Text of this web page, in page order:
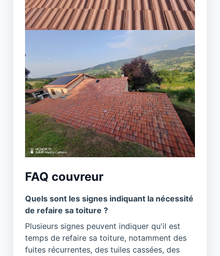
FAQ couvreur
Quels sont les signes indiquant la nécessité
de refaire sa toiture ?
Plusieurs signes peuvent indiquer qu'il est
temps de refaire sa toiture, notamment des
fuites récurrentes, des tuiles cassées, des